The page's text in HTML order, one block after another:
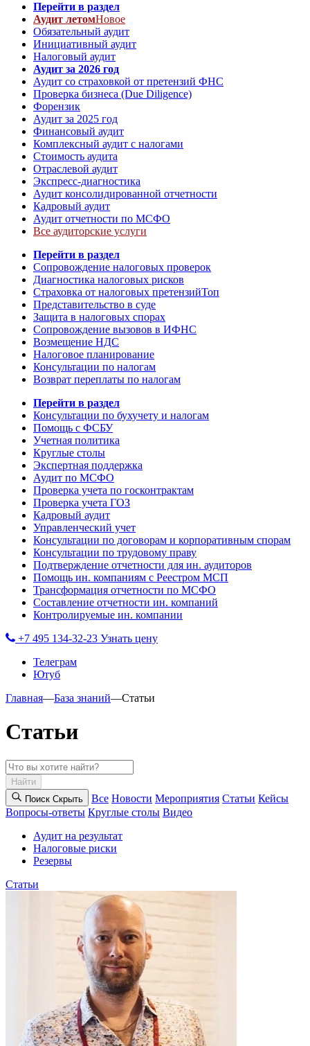
Перейти в раздел
Аудит летомНовое
Обязательный аудит
Инициативный аудит
Налоговый аудит
Аудит за 2026 год
Аудит со страховкой от претензий ФНС
Проверка бизнеса (Due Diligence)
Форензик
Аудит за 2025 год
Финансовый аудит
Комплексный аудит с налогами
Стоимость аудита
Отраслевой аудит
Экспресс-диагностика
Аудит консолидированной отчетности
Кадровый аудит
Аудит отчетности по МСФО
Все аудиторские услуги
Перейти в раздел
Сопровождение налоговых проверок
Диагностика налоговых рисков
Страховка от налоговых претензийТоп
Представительство в суде
Защита в налоговых спорах
Сопровождение вызовов в ИФНС
Возмещение НДС
Налоговое планирование
Консультации по налогам
Возврат переплаты по налогам
Перейти в раздел
Консультации по бухучету и налогам
Помощь с ФСБУ
Учетная политика
Круглые столы
Экспертная поддержка
Аудит по МСФО
Проверка учета по госконтрактам
Проверка учета ГОЗ
Кадровый аудит
Управленческий учет
Консультации по договорам и корпоративным спорам
Консультации по трудовому праву
Подтверждение отчетности для ин. аудиторов
Помощь ин. компаниям с Реестром МСП
Трансформация отчетности по МСФО
Составление отчетности ин. компаний
Контролируемые ин. компании
+7 495 134-32-23 Узнать цену
Телеграм
Ютуб
Главная—База знаний—Статьи
Статьи
Найти
Поиск Cкрыть Все Новости Мероприятия Статьи Кейсы
Вопросы-ответы Круглые столы Видео
Аудит на результат
Налоговые риски
Резервы
Статьи